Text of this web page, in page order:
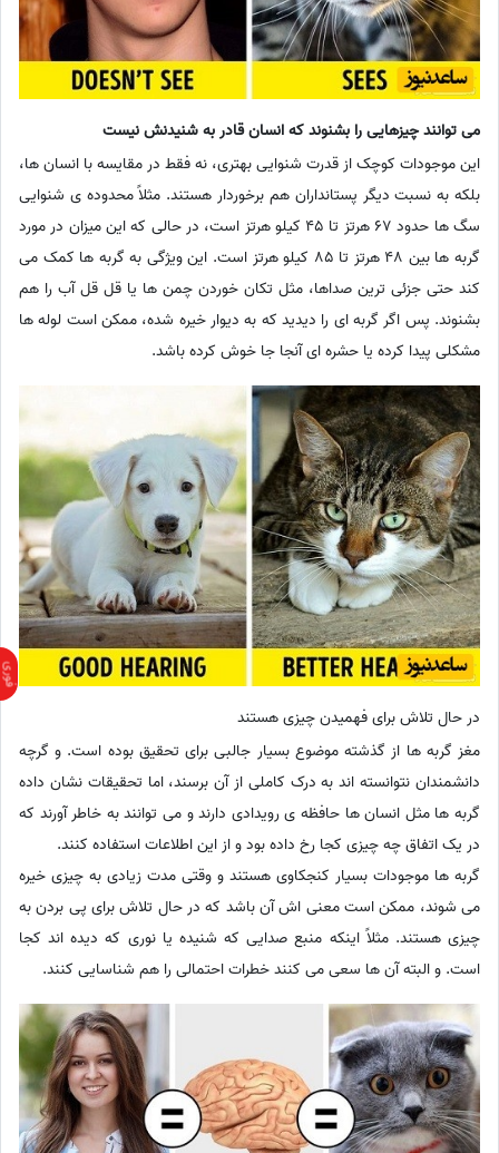
می توانند چیزهایی را بشنوند که انسان قادر به شنیدنش نیست
این موجودات کوچک از قدرت شنوایی بهتری، نه فقط در مقایسه با انسان ها،
بلکه به نسبت دیگر پستانداران هم برخوردار هستند. مثلاً محدوده ی شنوایی
سگ ها حدود 67 هرتز تا 45 کیلو هرتز است، در حالی که این میزان در مورد
گربه ها بین 48 هرتز تا 85 کیلو هرتز است. این ویژگی به گربه ها کمک می
کند حتی جزئی ترین صداها، مثل تکان خوردن چمن ها یا قل قل آب را هم
بشنوند. پس اگر گربه ای را دیدید که به دیوار خیره شده، ممکن است لوله ها
مشکلی پیدا کرده یا حشره ای آنجا جا خوش کرده باشد.
در حال تلاش برای فهمیدن چیزی هستند
مغز گربه ها از گذشته موضوع بسیار جالبی برای تحقیق بوده است. و گرچه
دانشمندان نتوانسته اند به درک کاملی از آن برسند، اما تحقیقات نشان داده
گربه ها مثل انسان ها حافظه ی رویدادی دارند و می توانند به خاطر آورند که
در یک اتفاق چه چیزی کجا رخ داده بود و از این اطلاعات استفاده کنند.
گربه ها موجودات بسیار کنجکاوی هستند و وقتی مدت زیادی به چیزی خیره
می شوند، ممکن است معنی اش آن باشد که در حال تلاش برای پی بردن به
چیزی هستند. مثلاً اینکه منبع صدایی که شنیده یا نوری که دیده اند کجا
است. و البته آن ها سعی می کنند خطرات احتمالی را هم شناسایی کنند.